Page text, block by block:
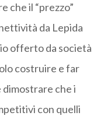
che il “prezzo”
da Lepida
offerto da società
costruire e far
che i
con quelli